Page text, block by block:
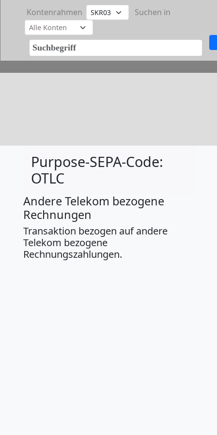
Kontenrahmen Suchen in
Purpose-SEPA-Code:
OTLC
Andere Telekom bezogene
Rechnungen
Transaktion bezogen auf andere
Telekom bezogene
Rechnungszahlungen.